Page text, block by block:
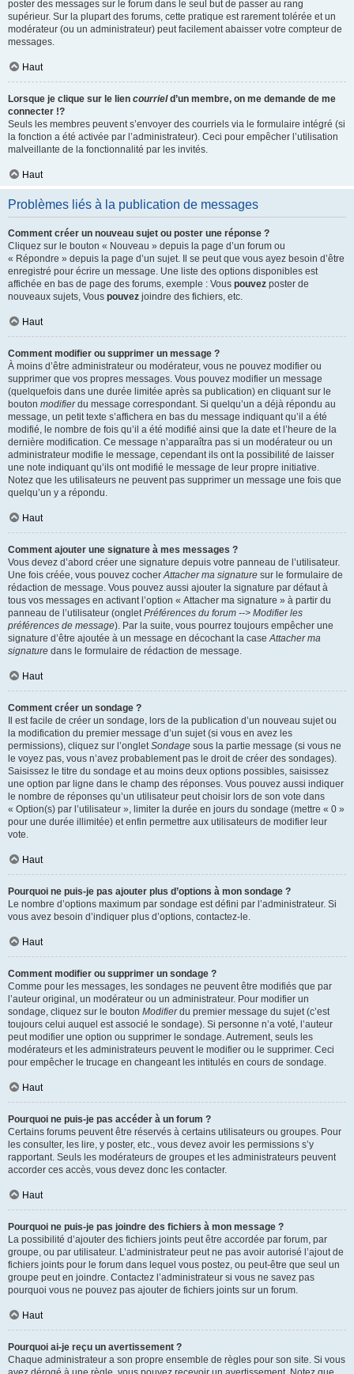
poster des messages sur le forum dans le seul but de passer au rang
supérieur. Sur la plupart des forums, cette pratique est rarement tolérée et un
modérateur (ou un administrateur) peut facilement abaisser votre compteur de
messages.
Haut
Lorsque je clique sur le lien courrield’un membre, on me demande de me
connecter !?
Seuls les membres peuvent s’envoyer des courriels via le formulaire intégré (si
la fonction a été activée par l’administrateur). Ceci pour empêcher l’utilisation
malveillante de la fonctionnalité par les invités.
Haut
Problèmes liés à la publication de messages
Comment créer un nouveau sujet ou poster une réponse ?
Cliquez sur le bouton « Nouveau » depuis la page d’un forum ou
« Répondre » depuis la page d’un sujet. Il se peut que vous ayez besoin d’être
enregistré pour écrire un message. Une liste des options disponibles est
affichée en bas de page des forums, exemple : Vous pouvez poster de
nouveaux sujets, Vous pouvez joindre des fichiers, etc.
Haut
Comment modifier ou supprimer un message ?
À moins d’être administrateur ou modérateur, vous ne pouvez modifier ou
supprimer que vos propres messages. Vous pouvez modifier un message
(quelquefois dans une durée limitée après sa publication) en cliquant sur le
bouton modifierdu message correspondant. Si quelqu’un a déjà répondu au
message, un petit texte s’affichera en bas du message indiquant qu’il a été
modifié, le nombre de fois qu’il a été modifié ainsi que la date et l’heure de la
dernière modification. Ce message n’apparaîtra pas si un modérateur ou un
administrateur modifie le message, cependant ils ont la possibilité de laisser
une note indiquant qu’ils ont modifié le message de leur propre initiative.
Notez que les utilisateurs ne peuvent pas supprimer un message une fois que
quelqu’un y a répondu.
Haut
Comment ajouter une signature à mes messages ?
Vous devez d’abord créer une signature depuis votre panneau de l’utilisateur.
Une fois créée, vous pouvez cocherAttacher ma signature sur le formulaire de
rédaction de message. Vous pouvez aussi ajouter la signature par défaut à
tous vos messages en activant l’option « Attacher ma signature » à partir du
panneau de l’utilisateur (ongletPréférences du forum --> Modifier les
préférences de message). Par la suite, vous pourrez toujours empêcher une
signature d’être ajoutée à un message en décochant la caseAttacher ma
signature dans le formulaire de rédaction de message.
Haut
Comment créer un sondage ?
Il est facile de créer un sondage, lors de la publication d’un nouveau sujet ou
la modification du premier message d’un sujet (si vous en avez les
permissions), cliquez sur l’ongletSondage sous la partie message (si vous ne
le voyez pas, vous n’avez probablement pas le droit de créer des sondages).
Saisissez le titre du sondage et au moins deux options possibles, saisissez
une option par ligne dans le champ des réponses. Vous pouvez aussi indiquer
le nombre de réponses qu’un utilisateur peut choisir lors de son vote dans
« Option(s) par l’utilisateur », limiter la durée en jours du sondage (mettre « 0 »
pour une durée illimitée) et enfin permettre aux utilisateurs de modifier leur
vote.
Haut
Pourquoi ne puis-je pas ajouter plus d’options à mon sondage ?
Le nombre d’options maximum par sondage est défini par l’administrateur. Si
vous avez besoin d’indiquer plus d’options, contactez-le.
Haut
Comment modifier ou supprimer un sondage ?
Comme pour les messages, les sondages ne peuvent être modifiés que par
l’auteur original, un modérateur ou un administrateur. Pour modifier un
sondage, cliquez sur le bouton Modifierdu premier message du sujet (c’est
toujours celui auquel est associé le sondage). Si personne n’a voté, l’auteur
peut modifier une option ou supprimer le sondage. Autrement, seuls les
modérateurs et les administrateurs peuvent le modifier ou le supprimer. Ceci
pour empêcher le trucage en changeant les intitulés en cours de sondage.
Haut
Pourquoi ne puis-je pas accéder à un forum ?
Certains forums peuvent être réservés à certains utilisateurs ou groupes. Pour
les consulter, les lire, y poster, etc., vous devez avoir les permissions s’y
rapportant. Seuls les modérateurs de groupes et les administrateurs peuvent
accorder ces accès, vous devez donc les contacter.
Haut
Pourquoi ne puis-je pas joindre des fichiers à mon message ?
La possibilité d’ajouter des fichiers joints peut être accordée par forum, par
groupe, ou par utilisateur. L’administrateur peut ne pas avoir autorisé l’ajout de
fichiers joints pour le forum dans lequel vous postez, ou peut-être que seul un
groupe peut en joindre. Contactez l’administrateur si vous ne savez pas
pourquoi vous ne pouvez pas ajouter de fichiers joints sur un forum.
Haut
Pourquoi ai-je reçu un avertissement ?
Chaque administrateur a son propre ensemble de règles pour son site. Si vous